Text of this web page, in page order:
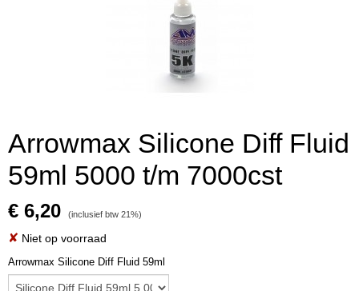
Arrowmax Silicone Diff Fluid
59ml 5000 t/m 7000cst
€ 6,20 (inclusief btw 21%)
✘ Niet op voorraad
Arrowmax Silicone Diff Fluid 59ml